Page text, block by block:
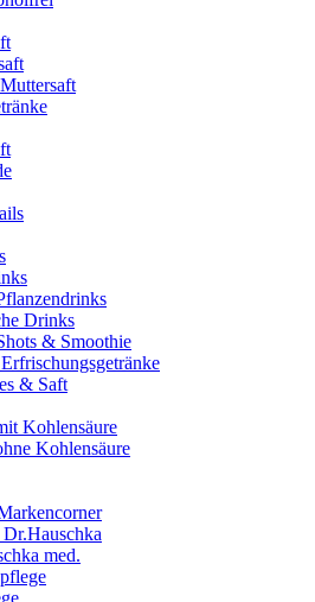
Drinks
& Smoothie
& Saft
Kohlensäure
Kohlensäure
med.